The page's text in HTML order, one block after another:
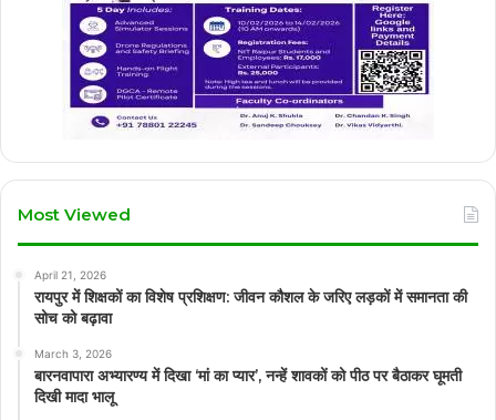
Most Viewed
April 21, 2026
रायपुर में शिक्षकों का विशेष प्रशिक्षण: जीवन कौशल के जरिए लड़कों में समानता की
सोच को बढ़ावा
March 3, 2026
बारनवापारा अभ्यारण्य में दिखा ‘मां का प्यार’, नन्हें शावकों को पीठ पर बैठाकर घूमती
दिखी मादा भालू